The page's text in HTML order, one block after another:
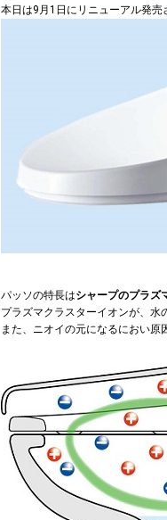
本日は9月1日にリニューアル発売
パッソの特長はシャープのプラズ
プラズマクラスターイオンが、水
また、ニオイの元になるにおい原